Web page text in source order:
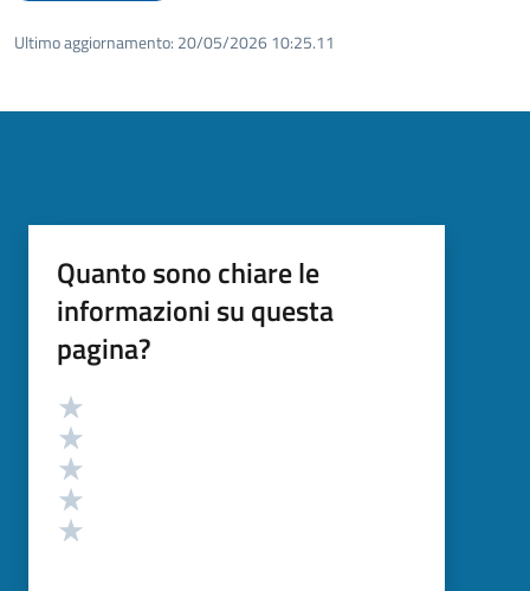
Ultimo aggiornamento: 20/05/2026 10:25.11
Quanto sono chiare le
informazioni su questa
pagina?
Valutazione